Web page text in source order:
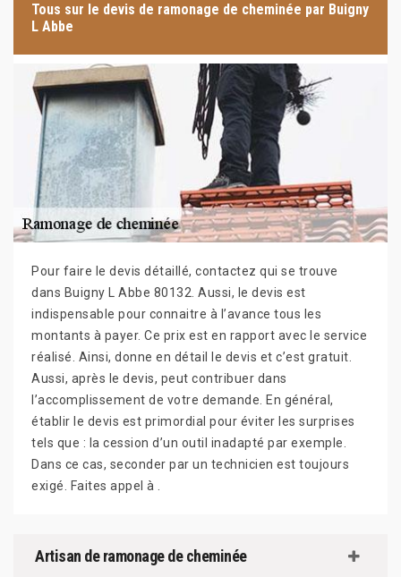
Tous sur le devis de ramonage de cheminée par Buigny
L Abbe
Pour faire le devis détaillé, contactez qui se trouve
dans Buigny L Abbe 80132. Aussi, le devis est
indispensable pour connaitre à l’avance tous les
montants à payer. Ce prix est en rapport avec le service
réalisé. Ainsi, donne en détail le devis et c’est gratuit.
Aussi, après le devis, peut contribuer dans
l’accomplissement de votre demande. En général,
établir le devis est primordial pour éviter les surprises
tels que : la cession d’un outil inadapté par exemple.
Dans ce cas, seconder par un technicien est toujours
exigé. Faites appel à .
Artisan de ramonage de cheminée